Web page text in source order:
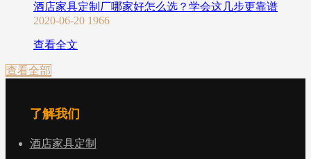
酒店家具定制厂哪家好怎么选？学会这几步更靠谱
2020-06-20 1966
查看全文
查看全部
了解我们
酒店家具定制